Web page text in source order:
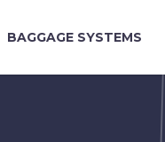
BAGGAGE SYSTEMS